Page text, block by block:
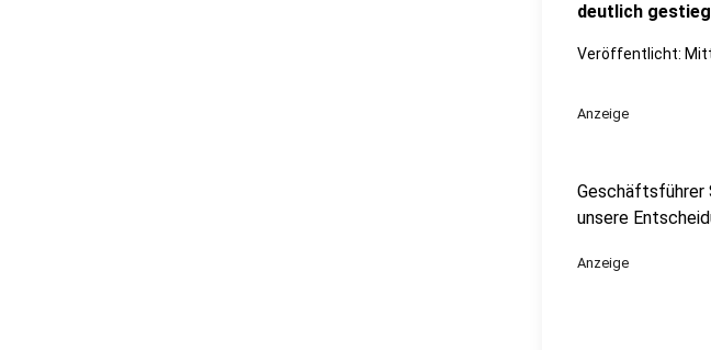
deutlich
Veröffentlicht:
Anzeige
Geschäftsführer
unsere
Anzeige